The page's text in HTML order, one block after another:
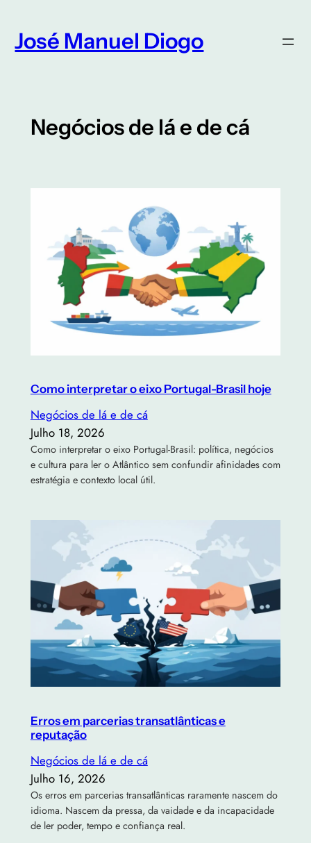
para
José Manuel Diogo
Negócios de lá e de cá
Como interpretar o eixo Portugal-Brasil hoje
Negócios de lá e de cá
Julho 18, 2026
Como interpretar o eixo Portugal-Brasil: política, negócios
e cultura para ler o Atlântico sem confundir afinidades com
estratégia e contexto local útil.
Erros em parcerias transatlânticas e
reputação
Negócios de lá e de cá
Julho 16, 2026
Os erros em parcerias transatlânticas raramente nascem do
idioma. Nascem da pressa, da vaidade e da incapacidade
de ler poder, tempo e confiança real.